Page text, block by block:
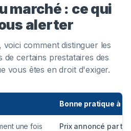
marché : ce qui
alerter
comment distinguer les
de certains prestataires des
vous êtes en droit d'exiger.
Bonne pratique à
une fois
Prix annoncé par